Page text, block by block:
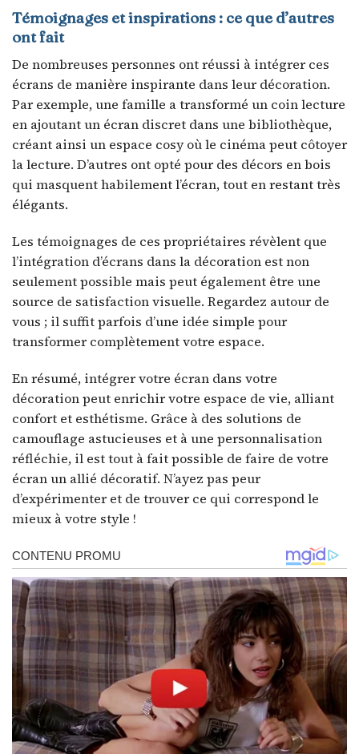
Témoignages et inspirations : ce que d’autres
ont fait
De nombreuses personnes ont réussi à intégrer ces
écrans de manière inspirante dans leur décoration.
Par exemple, une famille a transformé un coin lecture
en ajoutant un écran discret dans une bibliothèque,
créant ainsi un espace cosy où le cinéma peut côtoyer
la lecture. D’autres ont opté pour des décors en bois
qui masquent habilement l’écran, tout en restant très
élégants.
Les témoignages de ces propriétaires révèlent que
l’intégration d’écrans dans la décoration est non
seulement possible mais peut également être une
source de satisfaction visuelle. Regardez autour de
vous ; il suffit parfois d’une idée simple pour
transformer complètement votre espace.
En résumé, intégrer votre écran dans votre
décoration peut enrichir votre espace de vie, alliant
confort et esthétisme. Grâce à des solutions de
camouflage astucieuses et à une personnalisation
réfléchie, il est tout à fait possible de faire de votre
écran un allié décoratif. N’ayez pas peur
d’expérimenter et de trouver ce qui correspond le
mieux à votre style !